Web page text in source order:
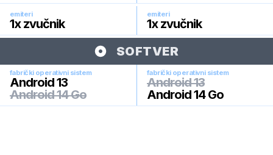
emiteri
1x zvučnik
emiteri
1x zvučnik
SOFTVER
fabrički operativni sistem
Android 13
Android 14 Go
fabrički operativni sistem
Android 13
Android 14 Go